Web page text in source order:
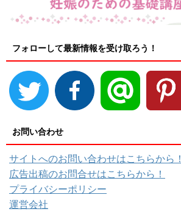
フォローして最新情報を受け取ろう！
お問い合わせ
サイトへのお問い合わせはこちらから！
広告出稿のお問合せはこちらから！
プライバシーポリシー
運営会社